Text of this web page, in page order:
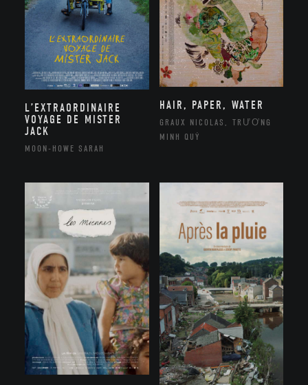
L’EXTRAORDINAIRE
VOYAGE DE MISTER
JACK
MOON-HOWE SARAH
HAIR, PAPER, WATER
GRAUX NICOLAS, TRƯƠNG
MINH QUÝ